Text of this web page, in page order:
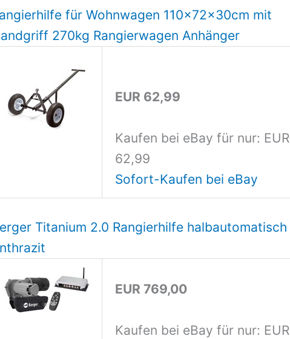
für Wohnwagen 110x72x30cm mit
270kg Rangierwagen Anhänger
EUR 62,99
Kaufen bei eBay für nur: EUR
62,99
Sofort-Kaufen bei eBay
Titanium 2.0 Rangierhilfe halbautomatisch
EUR 769,00
Kaufen bei eBay für nur: EUR